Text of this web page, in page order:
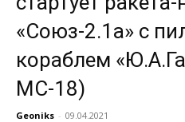
«Союз-2.1а» с
кораблем
МС-18)
Geoniks - 09.04.2021